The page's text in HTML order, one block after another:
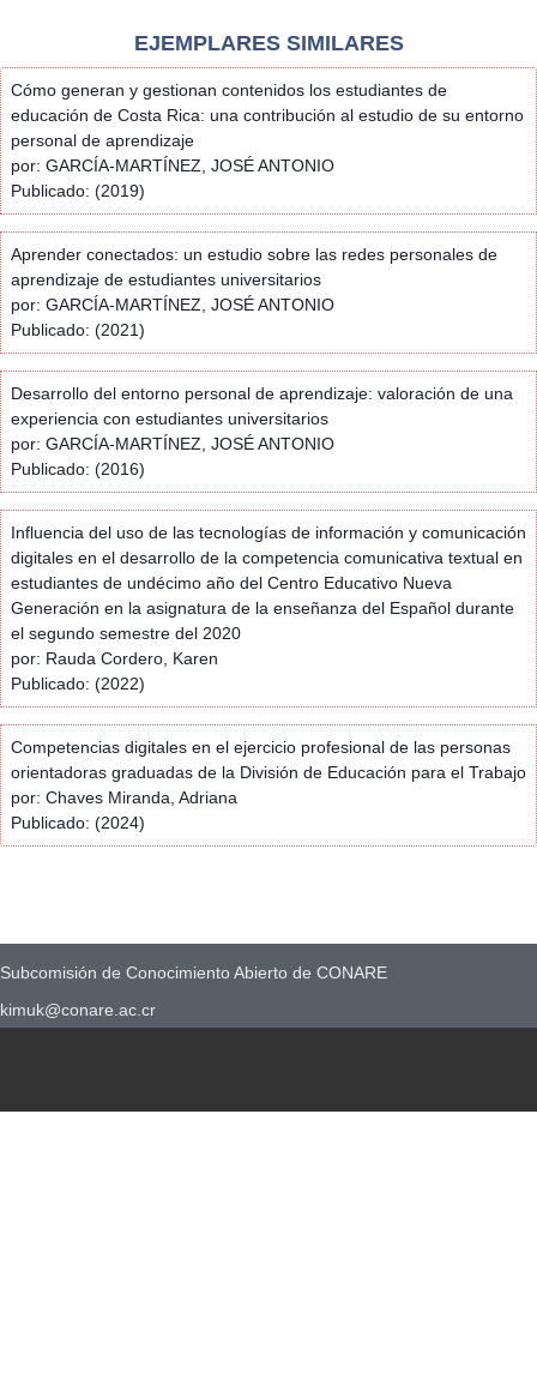
EJEMPLARES SIMILARES
Cómo generan y gestionan contenidos los estudiantes de
educación de Costa Rica: una contribución al estudio de su entorno
personal de aprendizaje
por: GARCÍA-MARTÍNEZ, JOSÉ ANTONIO
Publicado: (2019)
Aprender conectados: un estudio sobre las redes personales de
aprendizaje de estudiantes universitarios
por: GARCÍA-MARTÍNEZ, JOSÉ ANTONIO
Publicado: (2021)
Desarrollo del entorno personal de aprendizaje: valoración de una
experiencia con estudiantes universitarios
por: GARCÍA-MARTÍNEZ, JOSÉ ANTONIO
Publicado: (2016)
Influencia del uso de las tecnologías de información y comunicación
digitales en el desarrollo de la competencia comunicativa textual en
estudiantes de undécimo año del Centro Educativo Nueva
Generación en la asignatura de la enseñanza del Español durante
el segundo semestre del 2020
por: Rauda Cordero, Karen
Publicado: (2022)
Competencias digitales en el ejercicio profesional de las personas
orientadoras graduadas de la División de Educación para el Trabajo
por: Chaves Miranda, Adriana
Publicado: (2024)
Subcomisión de Conocimiento Abierto de CONARE
kimuk@conare.ac.cr